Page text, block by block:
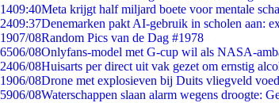
1409:40Meta krijgt half miljard boete voor mentale
2409:37Denemarken pakt AI-gebruik in scholen aan:
1907/08Random Pics van de Dag #1978
6506/08Onlyfans-model met G-cup wil als NASA-
2406/08Huisarts per direct uit vak gezet om ernstig
1906/08Drone met explosieven bij Duits vliegveld
5906/08Waterschappen slaan alarm wegens droogte: